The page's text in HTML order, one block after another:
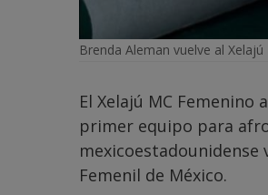
Brenda Aleman vuelve al
El Xelajú MC Femenino
primer equipo para
Femenil de México.